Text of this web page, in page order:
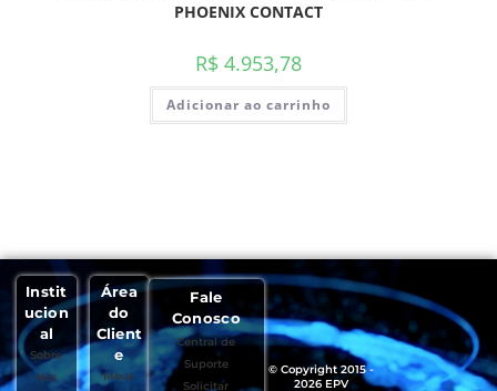
PHOENIX CONTACT
R$ 4.953,78
Adicionar ao carrinho
Instit
ucion
al
Sobre
Nós
Área
do
Client
e
Meus
Fale
Conosco
Central de
Suporte
Solicitar
© Copyright 2015 -
2026 EPV